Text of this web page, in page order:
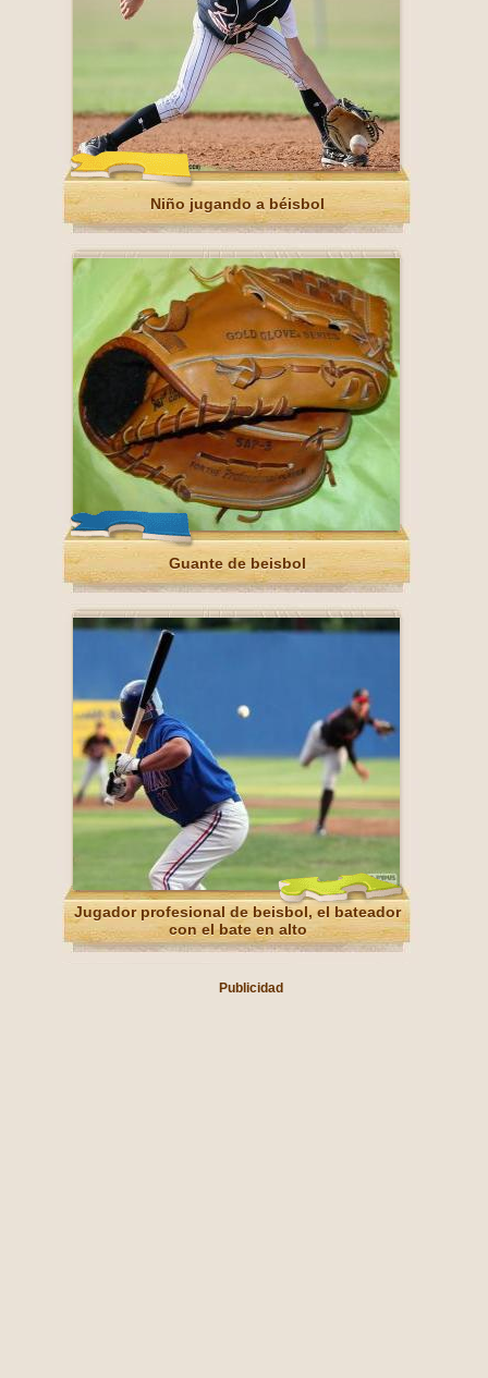
Niño jugando a béisbol
Guante de beisbol
Jugador profesional de beisbol, el bateador
con el bate en alto
Publicidad